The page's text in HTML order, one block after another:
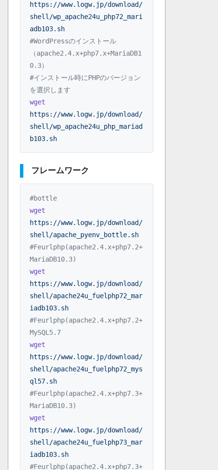
https://www.logw.jp/download/
shell/wp_apache24u_php72_mari
adb103.sh
#WordPressのインストール
（apache2.4.x+php7.x+MariaDB1
0.3）
#インストール時にPHPのバージョン
を選択します
wget
https://www.logw.jp/download/
shell/wp_apache24u_php_mariad
b103.sh
フレームワーク
#bottle
wget
https://www.logw.jp/download/
shell/apache_pyenv_bottle.sh
#Feurlphp(apache2.4.x+php7.2+
MariaDB10.3)
wget
https://www.logw.jp/download/
shell/apache24u_fuelphp72_mar
iadb103.sh
#Feurlphp(apache2.4.x+php7.2+
MySQL5.7
wget
https://www.logw.jp/download/
shell/apache24u_fuelphp72_mys
ql57.sh
#Feurlphp(apache2.4.x+php7.3+
MariaDB10.3)
wget
https://www.logw.jp/download/
shell/apache24u_fuelphp73_mar
iadb103.sh
#Feurlphp(apache2.4.x+php7.3+